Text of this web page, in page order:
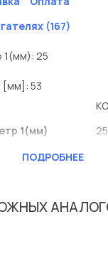
(167)
1(мм): 25
[мм]: 53
1(мм)
25
ПОДРОБНЕЕ